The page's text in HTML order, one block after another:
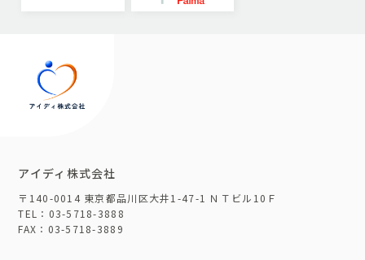
アイディ株式会社
〒140-0014 東京都品川区大井1-47-1 ＮＴビル10Ｆ
TEL：03-5718-3888
FAX：03-5718-3889